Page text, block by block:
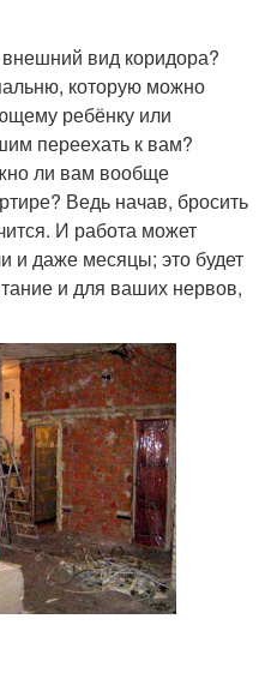
вид коридора?
которую можно
ребёнку или
переехать к вам?
ли вам вообще
Ведь начав, бросить
И работа может
и даже месяцы; это будет
и для ваших нервов,